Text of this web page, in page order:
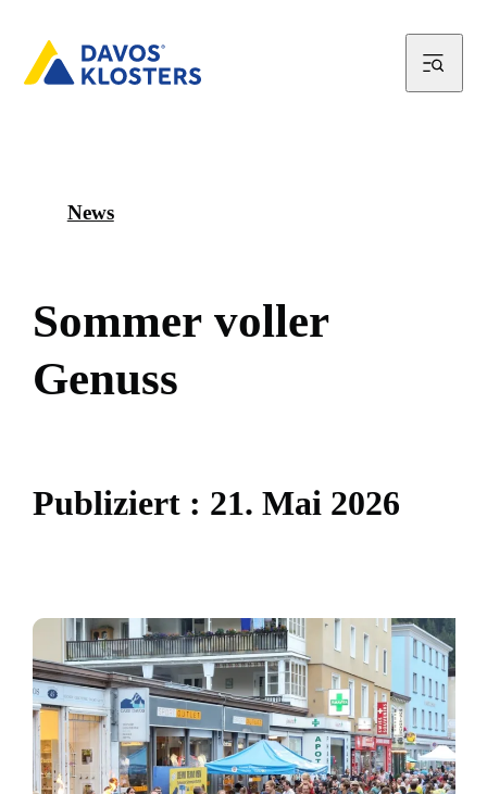
News
Sommer voller
Genuss
Publiziert : 21. Mai 2026